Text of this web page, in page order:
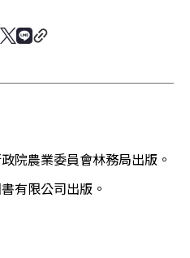
院農業委員會林務局出版。
有限公司出版。